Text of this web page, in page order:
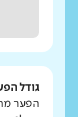
גודל
הפער